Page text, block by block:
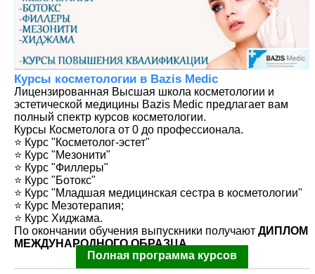
Курсы косметологии в Bazis Medic
Лицензированная Высшая школа косметологии и
эстетической медицины Bazis Medic предлагает вам
полный спектр курсов косметологии.
Курсы Косметолога от 0 до профессионала.
⭐️ Курс "Косметолог-эстет"
⭐️ Курс "Мезонити"
⭐️ Курс "Филлеры"
⭐️ Курс "Ботокс"
⭐️ Курс "Младшая медицинская сестра в косметологии"
⭐️ Курс Мезотерапия;
⭐️ Курс Хиджама.
По окончании обучения выпускники получают ДИПЛОМ
МЕЖДУНАРОДНОГО ОБРАЗЦА.
Полная программа курсов